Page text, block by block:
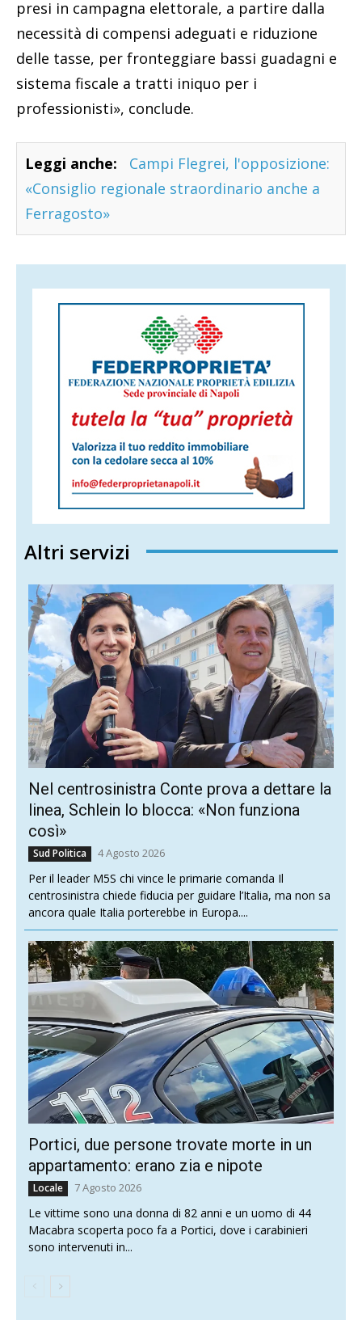
presi in campagna elettorale, a partire dalla
necessità di compensi adeguati e riduzione
delle tasse, per fronteggiare bassi guadagni e
sistema fiscale a tratti iniquo per i
professionisti», conclude.
Leggi anche:
Campi Flegrei, l'opposizione:
«Consiglio regionale straordinario anche a
Ferragosto»
Altri servizi
Nel centrosinistra Conte prova a dettare la
linea, Schlein lo blocca: «Non funziona
così»
Sud Politica 4 Agosto 2026
Per il leader M5S chi vince le primarie comanda Il
centrosinistra chiede fiducia per guidare l’Italia, ma non sa
ancora quale Italia porterebbe in Europa....
Portici, due persone trovate morte in un
appartamento: erano zia e nipote
Locale 7 Agosto 2026
Le vittime sono una donna di 82 anni e un uomo di 44
Macabra scoperta poco fa a Portici, dove i carabinieri
sono intervenuti in...